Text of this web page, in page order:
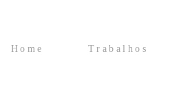
Home Trabalhos